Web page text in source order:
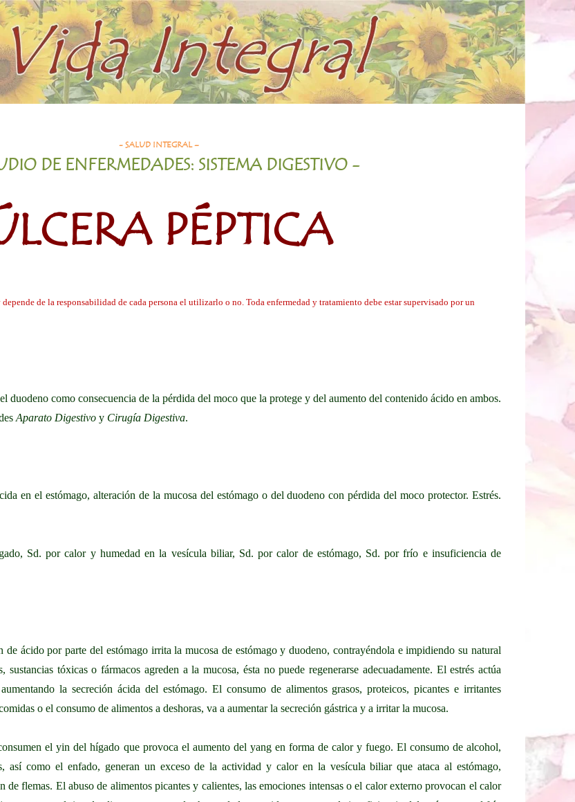
- SALUD INTEGRAL –
DE ENFERMEDADES: SISTEMA DIGESTIVO -
PÉPTICA
de la responsabilidad de cada persona el utilizarlo o no. Toda enfermedad y tratamiento debe estar supervisado por un
duodeno como consecuencia de la pérdida del moco que la protege y del aumento del contenido ácido en ambos.
Aparato Digestivo y Cirugía Digestiva.
en el estómago, alteración de la mucosa del estómago o del duodeno con pérdida del moco protector. Estrés.
Sd. por calor y humedad en la vesícula biliar, Sd. por calor de estómago, Sd. por frío e insuficiencia de
de ácido por parte del estómago irrita la mucosa de estómago y duodeno, contrayéndola e impidiendo su natural
sustancias tóxicas o fármacos agreden a la mucosa, ésta no puede regenerarse adecuadamente. El estrés actúa
la secreción ácida del estómago. El consumo de alimentos grasos, proteicos, picantes e irritantes
o el consumo de alimentos a deshoras, va a aumentar la secreción gástrica y a irritar la mucosa.
el yin del hígado que provoca el aumento del yang en forma de calor y fuego. El consumo de alcohol,
así como el enfado, generan un exceso de la actividad y calor en la vesícula biliar que ataca al estómago,
flemas. El abuso de alimentos picantes y calientes, las emociones intensas o el calor externo provocan el calor